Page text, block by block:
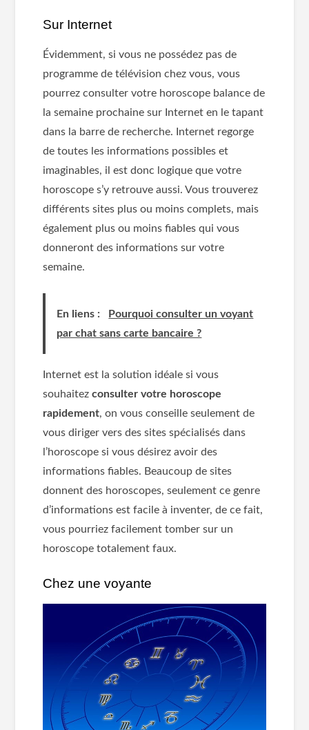
Sur Internet
Évidemment, si vous ne possédez pas de
programme de télévision chez vous, vous
pourrez consulter votre horoscope balance de
la semaine prochaine sur Internet en le tapant
dans la barre de recherche. Internet regorge
de toutes les informations possibles et
imaginables, il est donc logique que votre
horoscope s’y retrouve aussi. Vous trouverez
différents sites plus ou moins complets, mais
également plus ou moins fiables qui vous
donneront des informations sur votre
semaine.
En liens :
Pourquoi consulter un voyant
par chat sans carte bancaire ?
Internet est la solution idéale si vous
souhaitez consulter votre horoscope
rapidement, on vous conseille seulement de
vous diriger vers des sites spécialisés dans
l’horoscope si vous désirez avoir des
informations fiables. Beaucoup de sites
donnent des horoscopes, seulement ce genre
d’informations est facile à inventer, de ce fait,
vous pourriez facilement tomber sur un
horoscope totalement faux.
Chez une voyante